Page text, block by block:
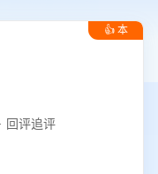
👍 本
售后智能客服 · 智能建单 · 物流拦截 · 回评追评